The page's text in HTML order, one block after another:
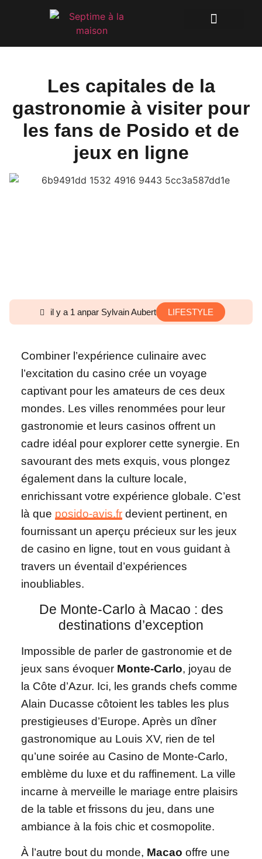
Les capitales de la
gastronomie à visiter pour
les fans de Posido et de
jeux en ligne
il y a 1 anpar Sylvain Aubert LIFESTYLE
Combiner l’expérience culinaire avec
l’excitation du casino crée un voyage
captivant pour les amateurs de ces deux
mondes. Les villes renommées pour leur
gastronomie et leurs casinos offrent un
cadre idéal pour explorer cette synergie. En
savourant des mets exquis, vous plongez
également dans la culture locale,
enrichissant votre expérience globale. C’est
là que posido-avis.fr devient pertinent, en
fournissant un aperçu précieux sur les jeux
de casino en ligne, tout en vous guidant à
travers un éventail d’expériences
inoubliables.
De Monte-Carlo à Macao : des
destinations d’exception
Impossible de parler de gastronomie et de
jeux sans évoquer Monte-Carlo, joyau de
la Côte d’Azur. Ici, les grands chefs comme
Alain Ducasse côtoient les tables les plus
prestigieuses d’Europe. Après un dîner
gastronomique au Louis XV, rien de tel
qu’une soirée au Casino de Monte-Carlo,
emblème du luxe et du raffinement. La ville
incarne à merveille le mariage entre plaisirs
de la table et frissons du jeu, dans une
ambiance à la fois chic et cosmopolite.
À l’autre bout du monde, Macao offre une